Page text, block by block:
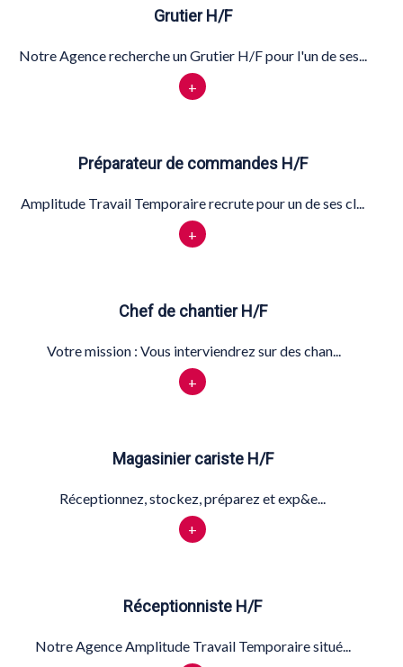
Grutier H/F
Notre Agence recherche un Grutier H/F pour l'un de ses...
+
Préparateur de commandes H/F
Amplitude Travail Temporaire recrute pour un de ses cl...
+
Chef de chantier H/F
Votre mission : Vous interviendrez sur des chan...
+
Magasinier cariste H/F
Réceptionnez, stockez, préparez et exp&e...
+
Réceptionniste H/F
Notre Agence Amplitude Travail Temporaire situé...